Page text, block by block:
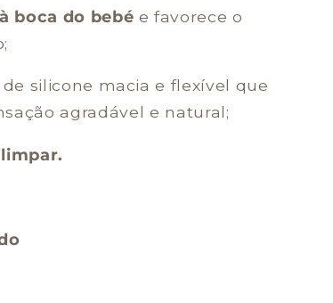
boca do bebé e favorece o
silicone macia e flexível que
agradável e natural;